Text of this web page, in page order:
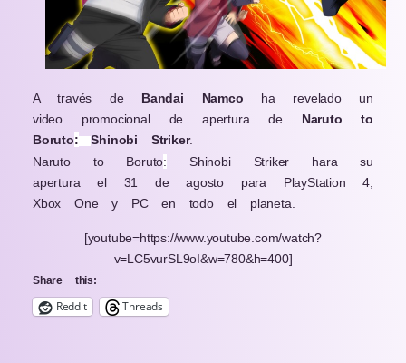
A través de Bandai Namco ha revelado un
video promocional de apertura de Naruto to
Boruto: Shinobi Striker.
Naruto to Boruto: Shinobi Striker hara su
apertura el 31 de agosto para PlayStation 4,
Xbox One y PC en todo el planeta.
[youtube=https://www.youtube.com/watch?
v=LC5vurSL9oI&w=780&h=400]
Share this:
Reddit Threads